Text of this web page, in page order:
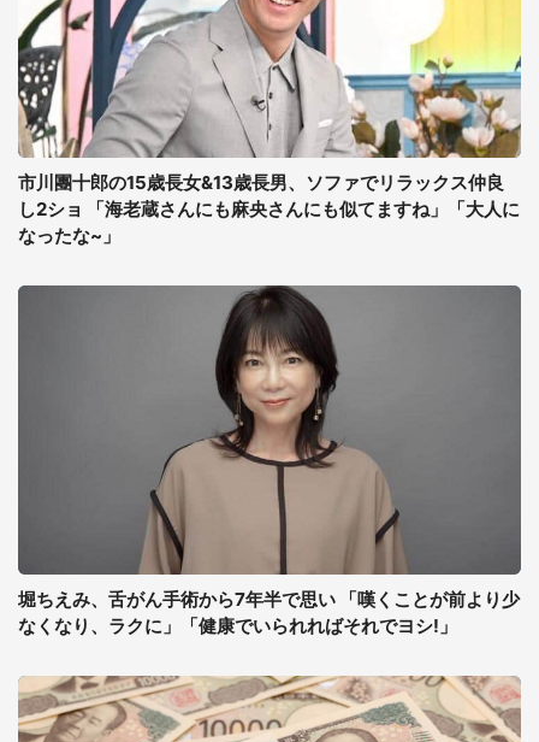
市川團十郎の15歳長女&13歳長男、ソファでリラックス仲良
し2ショ 「海老蔵さんにも麻央さんにも似てますね」「大人に
なったな~」
堀ちえみ、舌がん手術から7年半で思い 「嘆くことが前より少
なくなり、ラクに」「健康でいられればそれでヨシ!」